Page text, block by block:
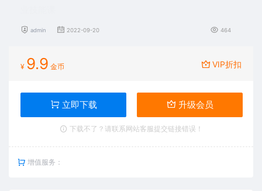
admin 2022-09-20 464
¥ 9.9 金币 VIP折扣
立即下载 升级会员
下载不了？请联系网站客服提交链接错误！
增值服务：